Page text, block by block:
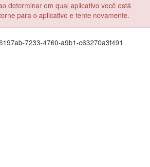
determinar em qual aplicativo você está
para o aplicativo e tente novamente.
7233-4760-a9b1-c63270a3f491